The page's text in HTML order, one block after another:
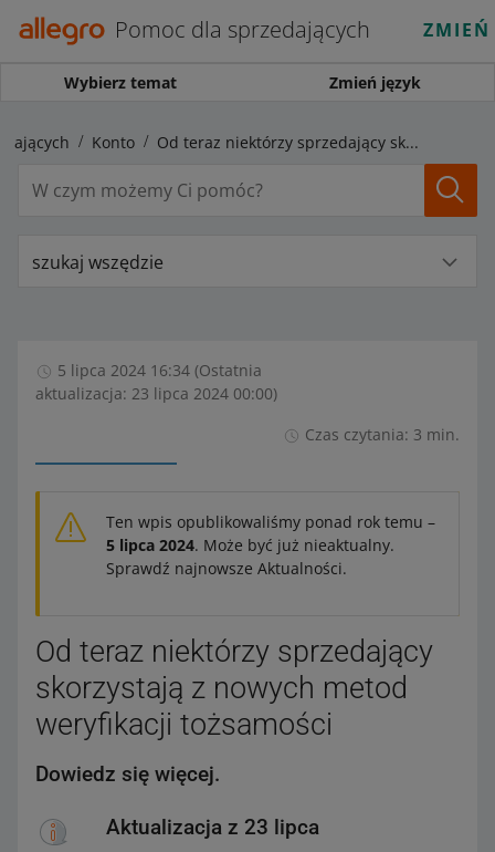
Pomoc dla sprzedających
Wybierz temat Zmień język
Konto Od teraz niektórzy sprzedający skorzystają z nowych metod weryfikacji tożsamości
szukaj wszędzie
5 lipca 2024 16:34 (Ostatnia
aktualizacja: 23 lipca 2024 00:00)
Czas czytania: 3 min.
Ten wpis opublikowaliśmy ponad rok temu –
5 lipca 2024. Może być już nieaktualny.
Sprawdź najnowsze Aktualności.
Od teraz niektórzy sprzedający
skorzystają z nowych metod
weryfikacji tożsamości
Dowiedz się więcej.
Aktualizacja z 23 lipca